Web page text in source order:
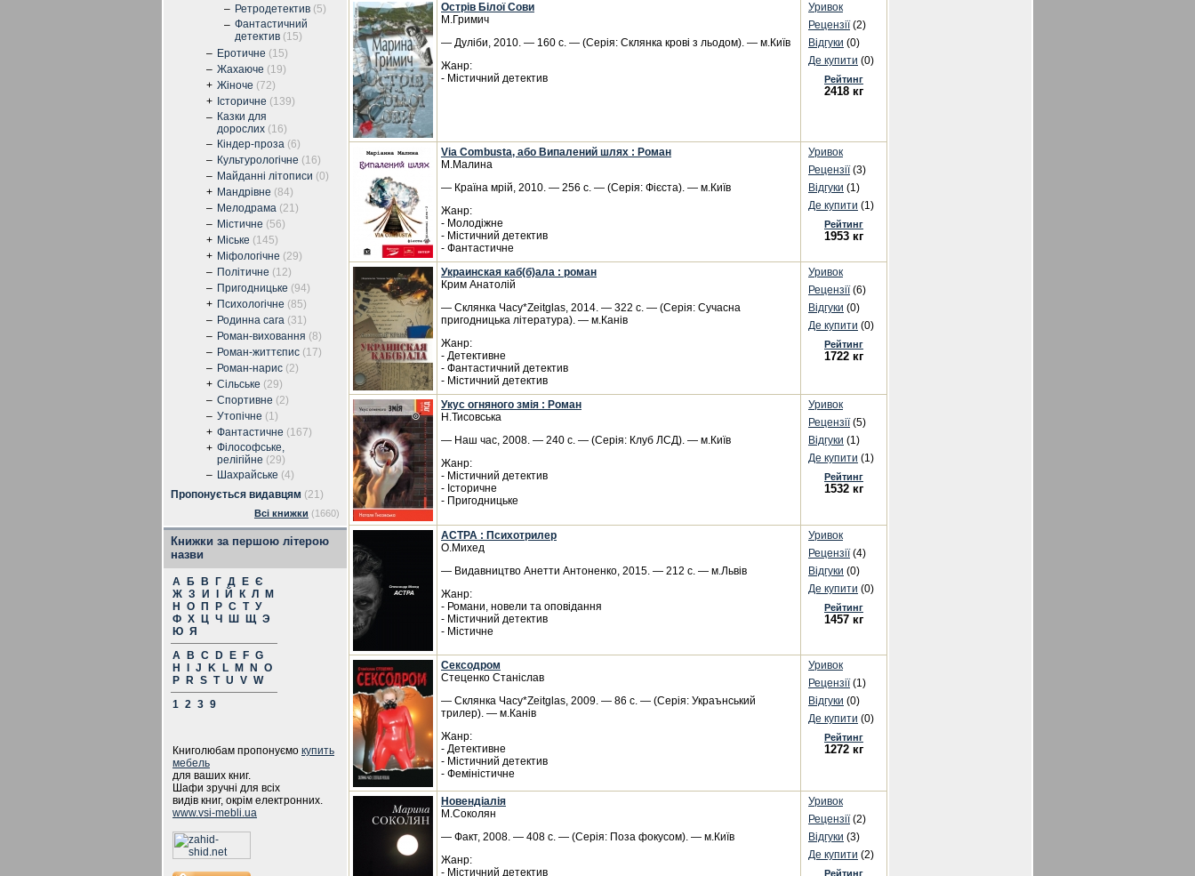
– Ретродетектив (5)
– Фантастичний
детектив (15)
– Еротичне (15)
– Жахаюче (19)
+ Жіноче (72)
+ Історичне (139)
– Казки для
дорослих (16)
– Кіндер-проза (6)
– Культурологічне (16)
– Майданні літописи (0)
+ Мандрівне (84)
– Мелодрама (21)
– Містичне (56)
+ Міське (145)
+ Міфологічне (29)
– Політичне (12)
– Пригодницьке (94)
+ Психологічне (85)
– Родинна сага (31)
– Роман-виховання (8)
– Роман-життєпис (17)
– Роман-нарис (2)
+ Сільське (29)
– Спортивне (2)
– Утопічне (1)
+ Фантастичне (167)
+ Філософське,
релігійне (29)
– Шахрайське (4)
Пропонується видавцям (21)
Всі книжки (1660)
Книжки за першою літерою
назви
А Б В Г Д Е Є
Ж З И Й К Л
М
Н
О П Р С Т У
Ф Х Ц Ч Ш Щ Э
Ю Я
A
B C D E F G
H
J K L M N
O
P
R S T U V W
1 2 3 9
Книголюбам пропонуємо купить
мебель
для ваших книг.
Шафи зручні для всіх
видів книг, окрім електронних.
www.vsi-mebli.ua
Острів Білої Сови
М.Гримич
— Дуліби, 2010. — 160 с. — (Серія: Склянка крові з льодом). — м.Київ
Жанр:
- Містичний детектив
Уривок
Рецензії(2)
Відгуки (0)
Де купити (0)
Рейтинг
2418 кг
Via Combusta, або Випалений шлях : Роман
М.Малина
— Країна мрій, 2010. — 256 с. — (Серія: Фієста). — м.Київ
Жанр:
- Молодіжне
- Містичний детектив
- Фантастичне
Уривок
Рецензії(3)
Відгуки (1)
Де купити (1)
Рейтинг
1953 кг
Украинская каб(б)ала : роман
Крим Анатолій
— Склянка Часу*Zeitglas, 2014. — 322 с. — (Серія: Сучасна
пригодницька література). — м.Канів
Жанр:
- Детективне
- Фантастичний детектив
- Містичний детектив
Уривок
Рецензії(6)
Відгуки (0)
Де купити (0)
Рейтинг
1722 кг
Укус огняного змія : Роман
Н.Тисовська
— Наш час, 2008. — 240 с. — (Серія: Клуб ЛСД). — м.Київ
Жанр:
- Містичний детектив
- Історичне
- Пригодницьке
Уривок
Рецензії(5)
Відгуки (1)
Де купити (1)
Рейтинг
1532 кг
АСТРА : Психотрилер
О.Михед
— Видавництво Анетти Антоненко, 2015. — 212 с. — м.Львів
Жанр:
- Романи, новели та оповідання
- Містичний детектив
- Містичне
Уривок
Рецензії(4)
Відгуки (0)
Де купити (0)
Рейтинг
1457 кг
Сексодром
Стеценко Станіслав
— Склянка Часу*Zeitglas, 2009. — 86 с. — (Серія: Украънський
трилер). — м.Канів
Жанр:
- Детективне
- Містичний детектив
- Феміністичне
Уривок
Рецензії(1)
Відгуки (0)
Де купити (0)
Рейтинг
1272 кг
Новендіалія
М.Соколян
— Факт, 2008. — 408 с. — (Серія: Поза фокусом). — м.Київ
Жанр:
- Містичний детектив
Уривок
Рецензії(2)
Відгуки (3)
Де купити (2)
Рейтинг